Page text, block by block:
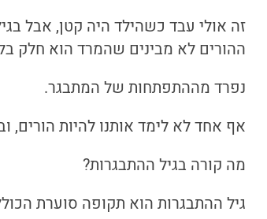
זה אולי עבד כשהילד היה קטן, אבל
ההורים לא מבינים שהמרד הוא חלק
נפרד מההתפתחות של המתבגר.
אף אחד לא לימד אותנו להיות הורים,
מה קורה בגיל ההתבגרות?
גיל ההתבגרות הוא תקופה סוערת